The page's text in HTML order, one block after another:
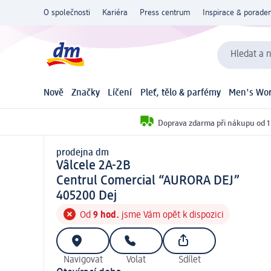
O společnosti Kariéra Press centrum Inspirace &
Hledat a
Nově Značky Líčení Pleť, tělo & parfémy Men's
Doprava zdarma při nákupu od 1
prodejna d m
prodejna dm
Vâlcele 2A-2B
Centrul Comercial “AURORA DEJ”
4 0 5 2 0 0
405200 Dej
Od 9 hod. jsme Vám opět k dispozici
Navigovat Volat Sdílet